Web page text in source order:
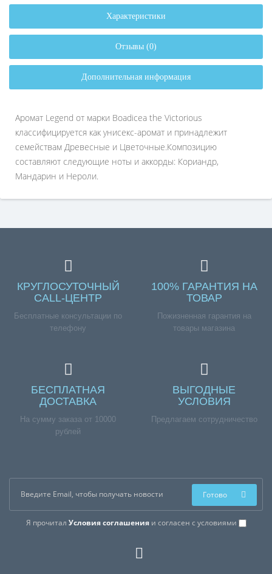
Характеристики
Отзывы (0)
Дополнительная информация
Аромат Legend от марки Boadicea the Victorious
классифицируется как унисекс-аромат и принадлежит
семействам Древесные и Цветочные.Композицию
составляют следующие ноты и аккорды: Кориандр,
Мандарин и Нероли.
КРУГЛОСУТОЧНЫЙ
CALL-ЦЕНТР
Бесплатные консультации по
телефону
100% ГАРАНТИЯ НА
ТОВАР
Пожизненная гарантия на
товары магазина
БЕСПЛАТНАЯ
ДОСТАВКА
На сумму заказа от 10000
рублей
ВЫГОДНЫЕ
УСЛОВИЯ
Предлагаем сотрудничество
Я прочитал Условия соглашенияи согласен с условиями
Готово